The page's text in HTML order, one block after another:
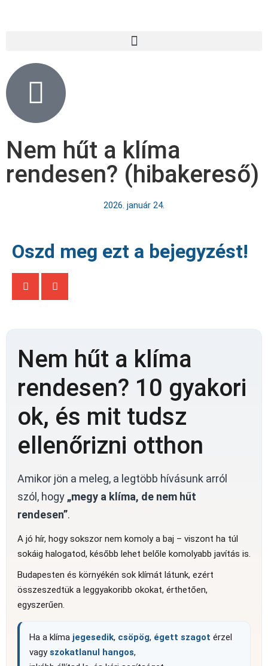
Nem hűt a klíma
rendesen? (hibakereső)
2026. január 24.
Oszd meg ezt a bejegyzést!
Nem hűt a klíma
rendesen? 10 gyakori
ok, és mit tudsz
ellenőrizni otthon
Amikor jön a meleg, a legtöbb hívásunk arról
szól, hogy „megy a klíma, de nem hűt
rendesen”.
A jó hír, hogy sokszor nem komoly a baj – viszont ha túl
sokáig halogatod, később lehet belőle komolyabb javítás is.
Budapesten és környékén sok klímát látunk, ezért
összeszedtük a leggyakoribb okokat, érthetően,
egyszerűen.
Ha a klíma jegesedik, csöpög, égett szagot érzel
vagyszokatlanul hangos,